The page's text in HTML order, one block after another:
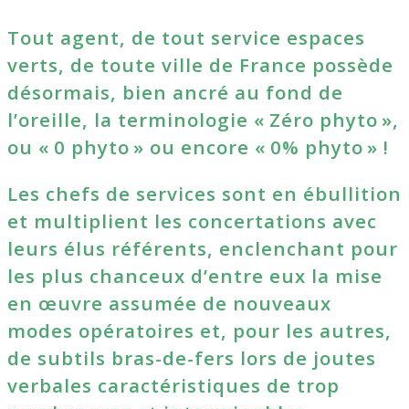
Tout agent, de tout service espaces
verts, de toute ville de France possède
désormais, bien ancré au fond de
l’oreille, la terminologie « Zéro phyto »,
ou « 0 phyto » ou encore « 0% phyto » !
Les chefs de services sont en ébullition
et multiplient les concertations avec
leurs élus référents, enclenchant pour
les plus chanceux d’entre eux la mise
en œuvre assumée de nouveaux
modes opératoires et, pour les autres,
de subtils bras-de-fers lors de joutes
verbales caractéristiques de trop